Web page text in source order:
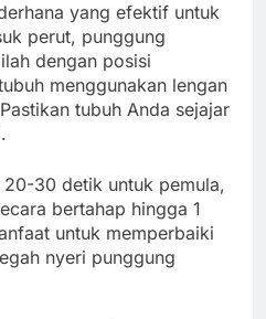
yang efektif untuk
perut, punggung
dengan posisi
menggunakan lengan
tubuh Anda sejajar
30 detik untuk pemula,
bertahap hingga 1
untuk memperbaiki
nyeri punggung